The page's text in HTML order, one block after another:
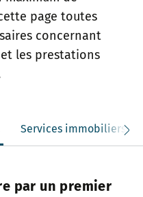
page toutes
concernant
les prestations
Services immobiliers
par un premier